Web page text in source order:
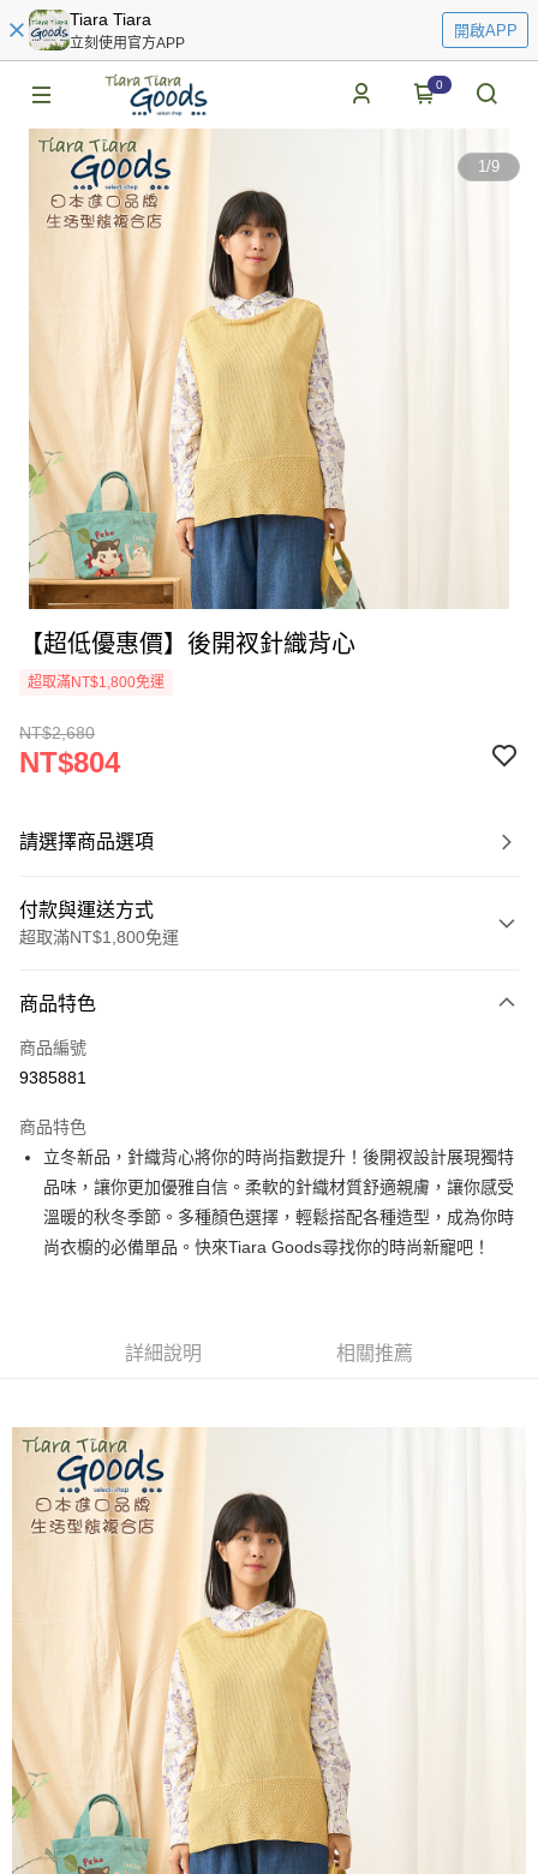
Tiara Tiara
立刻使用官方APP
開啟APP
0
1/9
【超低優惠價】後開衩針織背心
超取滿NT$1,800免運
NT$2,680
NT$804
請選擇商品選項
付款與運送方式
超取滿NT$1,800免運
信用卡一次付款
超商取貨付款
Apple Pay
街口支付
悠遊付
【關於「AFTEE先享後付」】
AFTEE先享後付是「在收到商品之後才付款」的支付方式。 讓您購物簡單
便利好安心！
１．簡單：不需註冊會員、不需綁卡、不需儲值。
２．便利：只要手機號碼，簡訊認證，即可結帳。
３．安心：先確認商品／服務後，再付款。
【「AFTEE先享後付」結帳流程】
１．於結帳方式選擇「AFTEE先享後付」後，將跳轉至「AFTEE先享後付」
結帳頁面，進行簡訊認證並確認金額後，即可完成結帳。
２．訂單成立數日內，您將收到繳費通知簡訊。
３．收到繳費通知簡訊後14天內，點擊此簡訊中的連結，可透過四大超商／
ATM／網路銀行／等多元方式進行付款，方視為交易完成。
※ 請注意：結帳手續完成當下不需立刻繳費，但若您需要取消訂單，請聯絡
購買商品的店家。未經商家同意取消之訂單仍視為有效，需透過AFTEE先享
後付繳納相關費用。
※ 交易是否成功請以「AFTEE先享後付 」之結帳頁面顯示為準，若有關於
是否繳費成功／繳費後需取消欲退款等相關疑問，請聯繫「AFTEE先享後付
客戶支援中心」https://netprotections.freshdesk.com/support/home
【注意事項】
ATM付款
運送方式
每筆NT$60，滿NT$1,800(含以上)免運費
每筆NT$60，滿NT$1,800(含以上)免運費
每筆NT$60，滿NT$2,000(含以上)免運費
付款後7-11取貨
每筆NT$60，滿NT$2,000(含以上)免運費
黑貓宅急便(包裹尺寸60cm以下)
商品特色
商品編號
9385881
商品特色
立冬新品，針織背心將你的時尚指數提升！後開衩設計展現獨特
品味，讓你更加優雅自信。柔軟的針織材質舒適親膚，讓你感受
溫暖的秋冬季節。多種顏色選擇，輕鬆搭配各種造型，成為你時
尚衣櫥的必備單品。快來Tiara Goods尋找你的時尚新寵吧！
詳細說明 相關推薦